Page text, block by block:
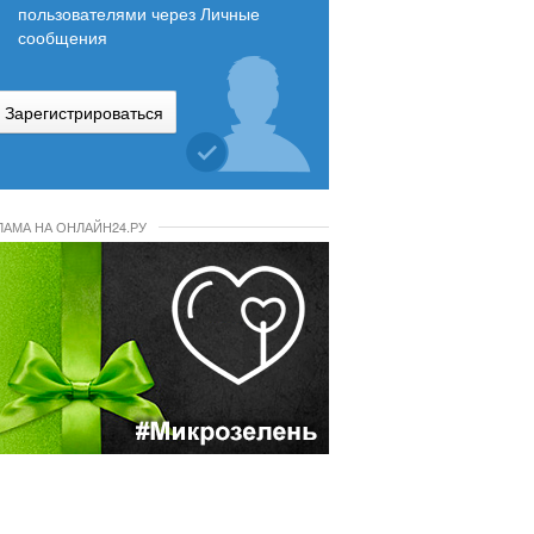
пользователями через Личные
сообщения
Зарегистрироваться
НА ОНЛАЙН24.РУ